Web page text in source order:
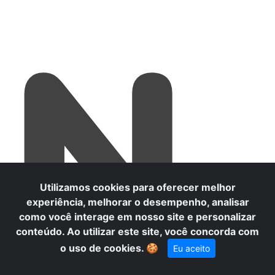
N
Utilizamos cookies para oferecer melhor
experiência, melhorar o desempenho, analisar
como você interage em nosso site e personalizar
conteúdo. Ao utilizar este site, você concorda com
o uso de cookies. 🍪 Eu aceito